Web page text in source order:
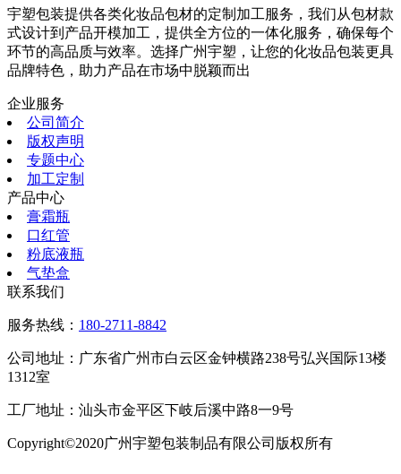
宇塑包装提供各类化妆品包材的定制加工服务，我们从包材款
式设计到产品开模加工，提供全方位的一体化服务，确保每个
环节的高品质与效率。选择广州宇塑，让您的化妆品包装更具
品牌特色，助力产品在市场中脱颖而出
企业服务
公司简介
版权声明
专题中心
加工定制
产品中心
膏霜瓶
口红管
粉底液瓶
气垫盒
联系我们
服务热线： 180-2711-8842
公司地址：广东省广州市白云区金钟横路238号弘兴国际13楼
1312室
工厂地址：汕头市金平区下岐后溪中路8一9号
Copyright©2020广州宇塑包装制品有限公司版权所有